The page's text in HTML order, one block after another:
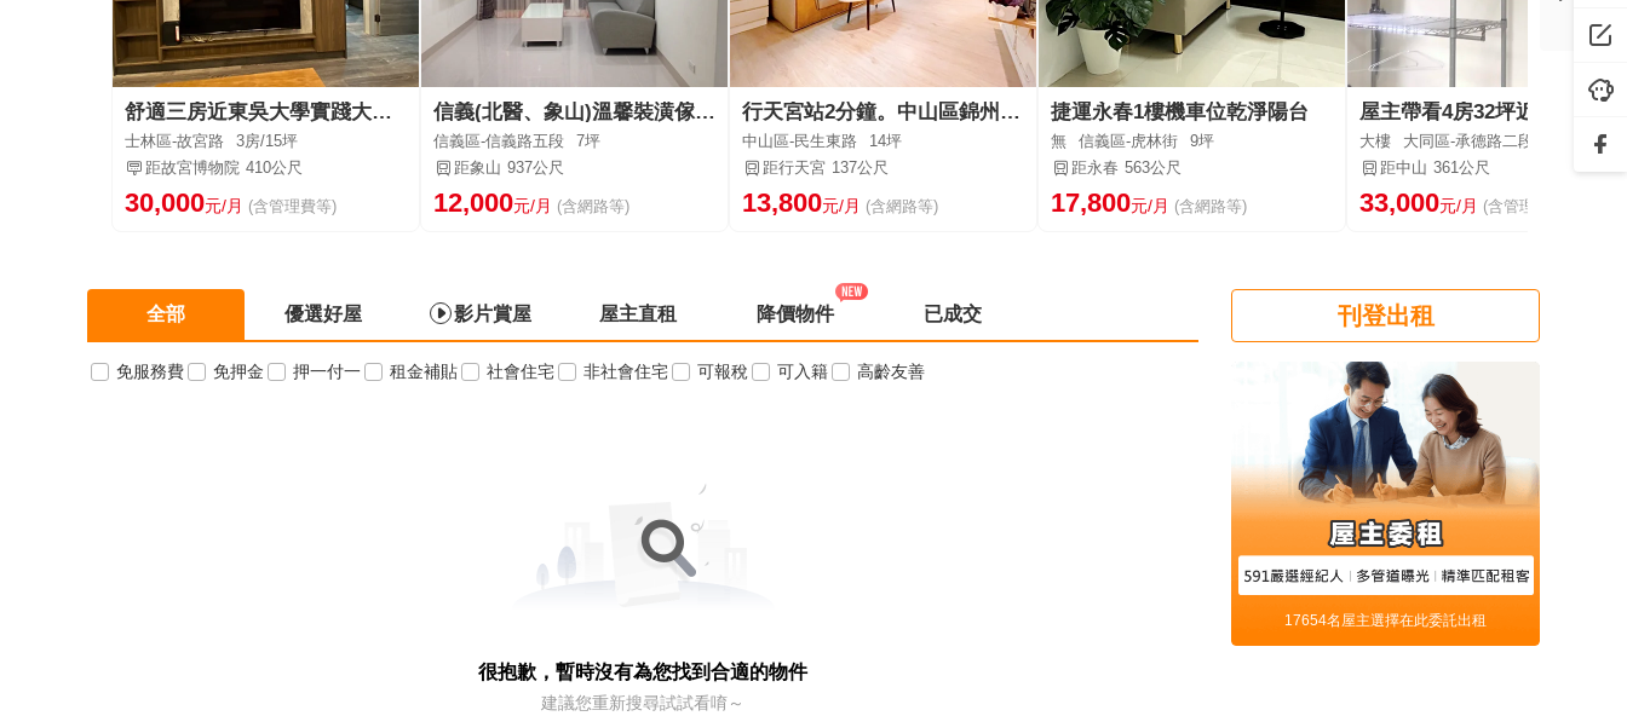
舒適三房近東吳大學實踐大學適合學生族群~
士林區-故宮路 3房/15坪
距故宮博物院 410公尺
30,000元/月 (含管理費等)
信義(北醫、象山)溫馨裝潢傢俱優質套雅房
信義區-信義路五段
7坪
距象山 937公尺
12,000元/月 (含網路等)
行天宮站2分鐘。中山區錦州商圈
中山區-民生東路
14坪
距行天宮 137公尺
13,800元/月 (含網路等)
捷運永春1樓機車位乾淨陽台
無 信義區-虎林街
9坪
距永春 563公尺
17,800元/月 (含網路等)
大樓 大同區-承德路二段
30坪
距中山 361公尺
33,000元/月 (含管理費等)
全部 優選好屋 影片賞屋 屋主直租 降價物件 已成交
免服務費 免押金 押一付一 租金補貼 社會住宅 非社會住宅 可報稅 可入籍 高齡友善
很抱歉，暫時沒有為您找到合適的物件
建議您重新搜尋試試看唷～
刊登出租
17654名屋主選擇在此委託出租